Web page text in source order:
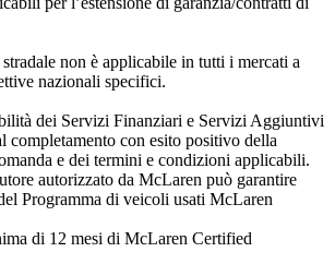
non è applicabile in tutti i mercati a
nazionali specifici.
dei Servizi Finanziari e Servizi Aggiuntivi
completamento con esito positivo della
e dei termini e condizioni applicabili.
autorizzato da McLaren può garantire
Programma di veicoli usati McLaren
di 12 mesi di McLaren Certified